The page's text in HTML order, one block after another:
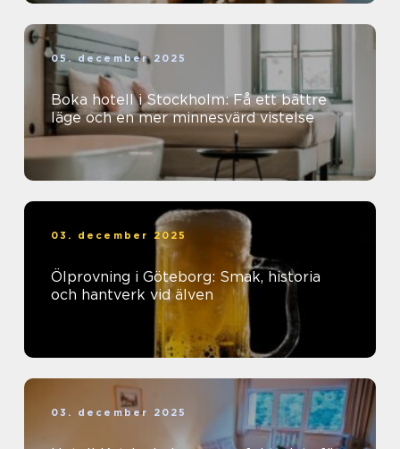
05. december 2025
Boka hotell i Stockholm: Få ett bättre
läge och en mer minnesvärd vistelse
03. december 2025
Ölprovning i Göteborg: Smak, historia
och hantverk vid älven
03. december 2025